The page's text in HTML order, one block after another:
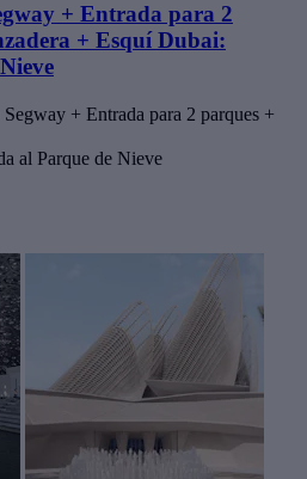
+ Entrada para 2
+ Esquí Dubai:
+ Entrada para 2 parques +
al Parque de Nieve